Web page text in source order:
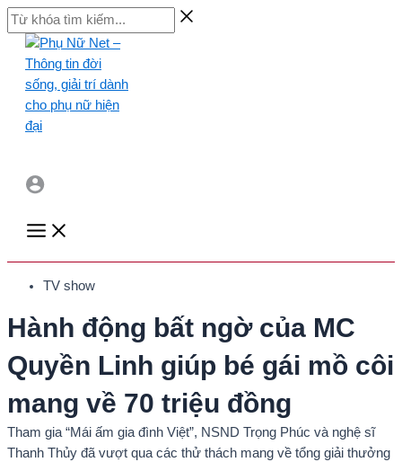
Skip
to
content
Từ
khóa
kiếm...
Main
Menu
TV show
Hành động bất ngờ của MC
Quyền Linh giúp bé gái mồ côi
mang về 70 triệu đồng
Tham gia “Mái ấm gia đình Việt”, NSND Trọng Phúc và nghệ sĩ
Thanh Thủy đã vượt qua các thử thách mang về tổng giải thưởng